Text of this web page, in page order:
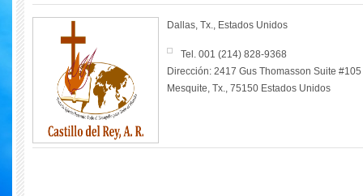
Dallas, Tx., Estados Unidos
Tel. 001 (214) 828-9368
Dirección: 2417 Gus Thomasson Suite #105
Mesquite, Tx., 75150 Estados Unidos